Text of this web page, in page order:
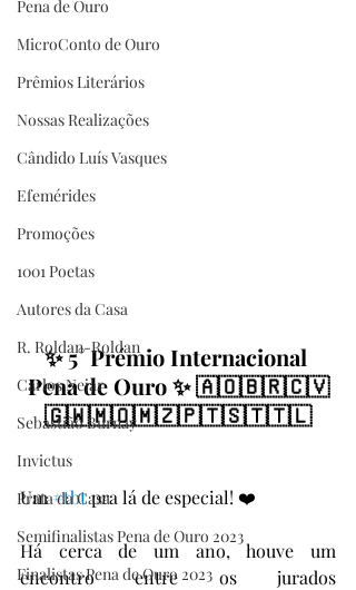
Pena de Ouro
MicroConto de Ouro
Prêmios Literários
Nossas Realizações
Cândido Luís Vasques
Efemérides
Promoções
1001 Poetas
Autores da Casa
R. Roldan-Roldan
Carlos Nejar
Sebastião Burnay
Invictus
Prata da Casa
Semifinalistas Pena de Ouro 2023
Finalistas Pena de Ouro 2023
✨ 5° Prémio Internacional
Pena de Ouro ✨ 🇦🇴🇧🇷🇨🇻
🇬🇼🇲🇴🇲🇿🇵🇹🇸🇹🇹🇱
Um #tbt pra lá de especial! ❤️
Há cerca de um ano, houve um
encontro entre os jurados